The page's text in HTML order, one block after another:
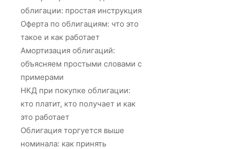
облигации: простая инструкция
Оферта по облигациям: что это
такое и как работает
Амортизация облигаций:
объясняем простыми словами с
примерами
НКД при покупке облигации:
кто платит, кто получает и как
это работает
Облигация торгуется выше
номинала: как принять